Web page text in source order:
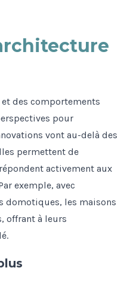
des comportements
pour
vont au-delà des
permettent de
activement aux
exemple, avec
domotiques, les maisons
offrant à leurs